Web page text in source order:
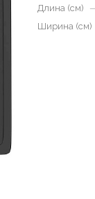
Длина (см)
Ширина (см)